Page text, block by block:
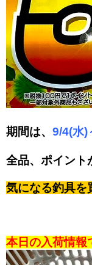
期間は、 9/4(水)
全品、ポイント
気になる釣具を
本日の入荷情報